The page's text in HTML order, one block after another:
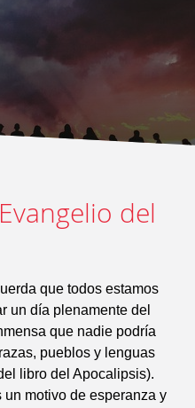
del
que todos estamos
un día plenamente del
que nadie podría
pueblos y lenguas
libro del Apocalipsis).
motivo de esperanza y